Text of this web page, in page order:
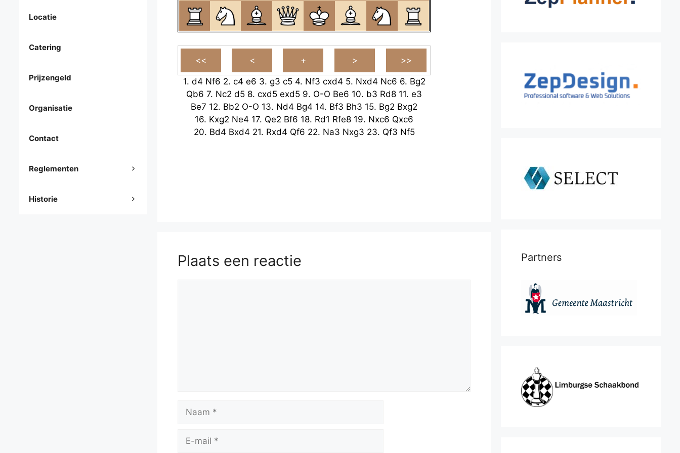
1. d4 Nf6 2. c4 e6 3. g3 c5 4. Nf3 cxd4 5. Nxd4 Nc6 6. Bg2
Qb6 7. Nc2 d5 8. cxd5 exd5 9. O-O Be6 10. b3 Rd8 11. e3
Be7 12. Bb2 O-O 13. Nd4 Bg4 14. Bf3 Bh3 15. Bg2 Bxg2
16. Kxg2 Ne4 17. Qe2 Bf6 18. Rd1 Rfe8 19. Nxc6 Qxc6
20. Bd4 Bxd4 21. Rxd4 Qf6 22. Na3 Nxg3 23. Qf3 Nf5
Plaats een reactie
mail
Locatie
Catering
Prijzengeld
Organisatie
Contact
Reglementen
Historie
Partners